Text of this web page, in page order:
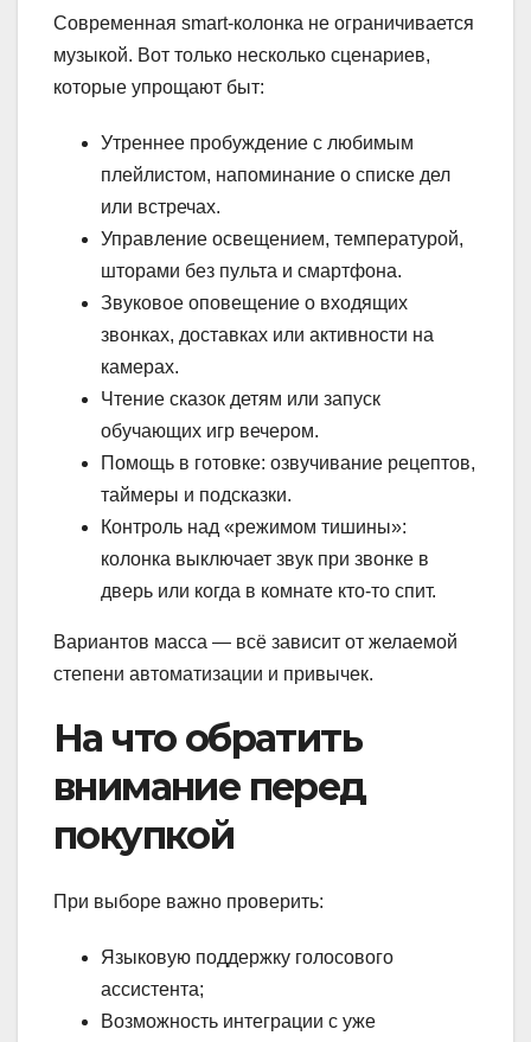
Современная smart-колонка не ограничивается
музыкой. Вот только несколько сценариев,
которые упрощают быт:
Утреннее пробуждение с любимым
плейлистом, напоминание о списке дел
или встречах.
Управление освещением, температурой,
шторами без пульта и смартфона.
Звуковое оповещение о входящих
звонках, доставках или активности на
камерах.
Чтение сказок детям или запуск
обучающих игр вечером.
Помощь в готовке: озвучивание рецептов,
таймеры и подсказки.
Контроль над «режимом тишины»:
колонка выключает звук при звонке в
дверь или когда в комнате кто-то спит.
Вариантов масса — всё зависит от желаемой
степени автоматизации и привычек.
На что обратить
внимание перед
покупкой
При выборе важно проверить:
Языковую поддержку голосового
ассистента;
Возможность интеграции с уже